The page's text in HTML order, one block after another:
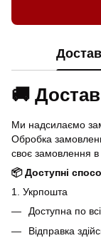
🚚
Ми надсилаємо
Обробка
своє замовлення в
📦 Доступні
1. Укрпошта
Доступна по
Відправка